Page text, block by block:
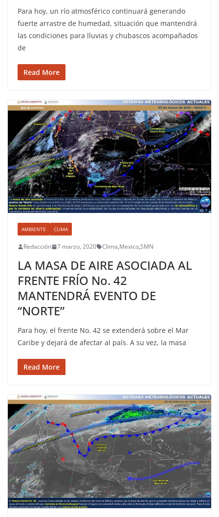
Para hoy, un río atmosférico continuará generando
fuerte arrastre de humedad, situación que mantendrá
las condiciones para lluvias y chubascos acompañados
de
Read More
AMBIENTE CLIMA
Redacción 7 marzo, 2020 Clima,Mexico,SMN
LA MASA DE AIRE ASOCIADA AL
FRENTE FRÍO No. 42
MANTENDRÁ EVENTO DE
“NORTE”
Para hoy, el frente No. 42 se extenderá sobre el Mar
Caribe y dejará de afectar al país. A su vez, la masa
Read More